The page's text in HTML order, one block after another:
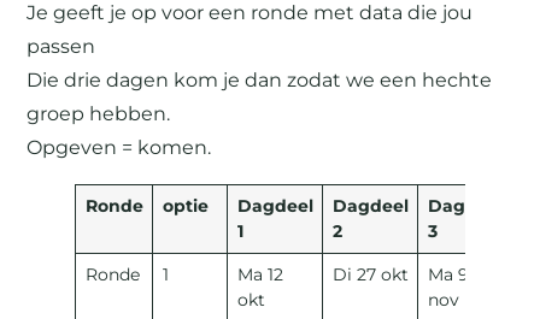
Je geeft je op voor een ronde met data die jou
passen
Die drie dagen kom je dan zodat we een hechte
groep hebben.
Opgeven = komen.
Ronde optie
Dagdeel
1
Dagdeel
2
Dagdeel
3
Ronde
1
Ma 12
okt
Di 27 okt
Ma 9
nov